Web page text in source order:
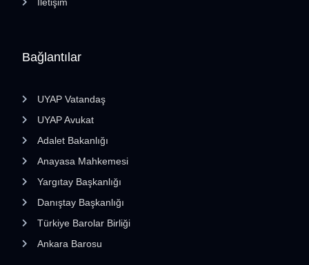
Bağlantılar
UYAP Vatandaş
UYAP Avukat
Adalet Bakanlığı
Anayasa Mahkemesi
Yargıtay Başkanlığı
Danıştay Başkanlığı
Türkiye Barolar Birliği
Ankara Barosu